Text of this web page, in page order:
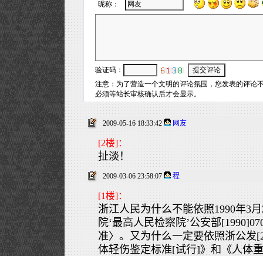
2009-05-16 18:33:42 网友
[2楼]：
扯淡！
2009-03-06 23:58:07 程
[1楼]：
浙江人民为什么不能依照1990年3
院‘最高人民检察院’公安部
准〉。又为什么一定要依照浙公发
体轻伤鉴定标准[试行]》和《人体